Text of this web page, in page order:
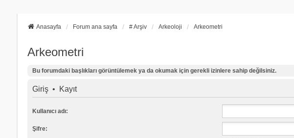
Anasayfa Forum ana sayfa # Arşiv Arkeoloji Arkeometri
Arkeometri
Bu forumdaki başlıkları görüntülemek ya da okumak için gerekli izinlere sahip değilsiniz.
Giriş• Kayıt
Kullanıcı adı:
Şifre: